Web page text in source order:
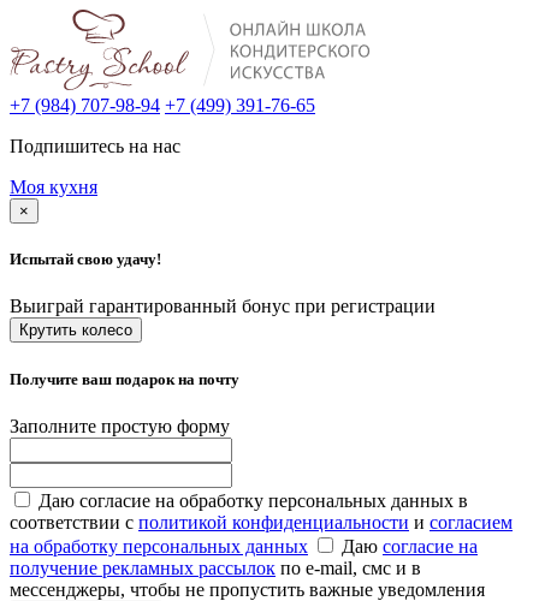
+7 (984) 707-98-94 +7 (499) 391-76-65
Подпишитесь на нас
Моя кухня
×
Испытай свою удачу!
Выиграй гарантированный бонус при регистрации
Крутить колесо
Получите ваш подарок на почту
Заполните простую форму
Даю согласие на обработку персональных данных в
соответствии с политикой конфиденциальности и согласием
на обработку персональных данных
Даю согласие на
получение рекламных рассылок по e-mail, смс и в
мессенджеры, чтобы не пропустить важные уведомления